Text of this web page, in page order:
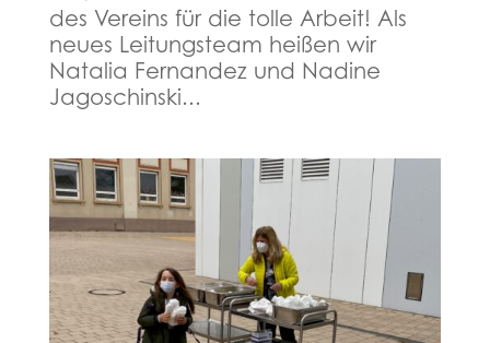
des Vereins für die tolle Arbeit! Als
neues Leitungsteam heißen wir
Natalia Fernandez und Nadine
Jagoschinski...